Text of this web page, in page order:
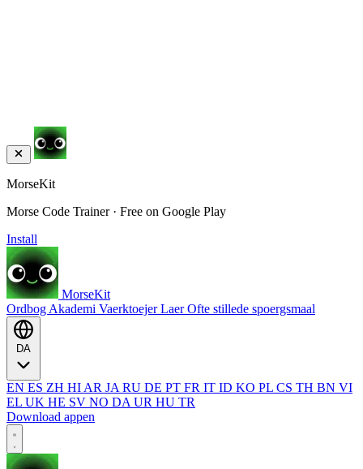
MorseKit
Morse Code Trainer · Free on Google Play
Install
MorseKit
Ordbog Akademi VaerktoejerLaerOfte stillede spoergsmaal
EN ES ZH HI AR JA RU DE PT FR IT ID KO PL CS TH BN VI
EL UK HE SV NO DA UR HU TR
Download appen